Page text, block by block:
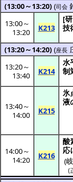
(13:00～13:20) (司会
13:00～
13:20
K213
[
技
(13:20～14:20) (座長
13:20～
13:40
K214
水
制
13:40～
14:00
K215
氷
液
14:00～
14:20
K216
酸
応
(
(